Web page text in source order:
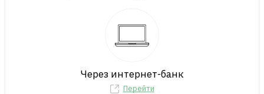
Через интернет-банк
Перейти